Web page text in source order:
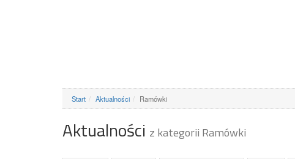
Start Aktualności Ramówki
Aktualności z kategorii Ramówki